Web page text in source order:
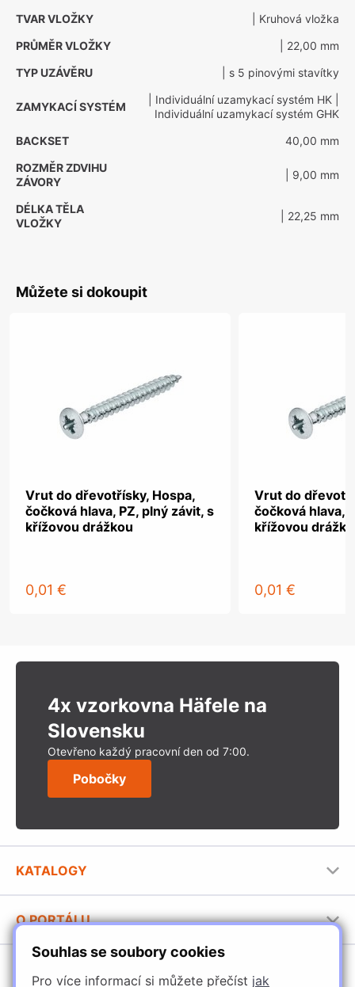
Souhlas se soubory cookies
Pro více informací si můžete přečíst jak
TVAR VLOŽKY
| Kruhová vložka
PRŮMĚR VLOŽKY
| 22,00 mm
TYP UZÁVĚRU
| s 5 pinovými stavítky
ZAMYKACÍ SYSTÉM
| Individuální uzamykací systém HK
Individuální uzamykací systém GHK
BACKSET
40,00 mm
ROZMĚR ZDVIHU
ZÁVORY
| 9,00 mm
DÉLKA TĚLA
VLOŽKY
| 22,25 mm
Můžete si dokoupit
Vrut do dřevotřísky, Hospa,
čočková hlava, PZ, plný závit, s
křížovou drážkou
0,01 €
Vrut do
čočková hlava,
křížovou
0,01 €
4x vzorkovna Häfele na
Slovensku
Otevřeno každý pracovní den od 7:00.
Pobočky
KATALOGY
Stavební katalog Häfele
Brožury Häfele
O PORTÁLU
Provozovatel portálu
Jak používat portál